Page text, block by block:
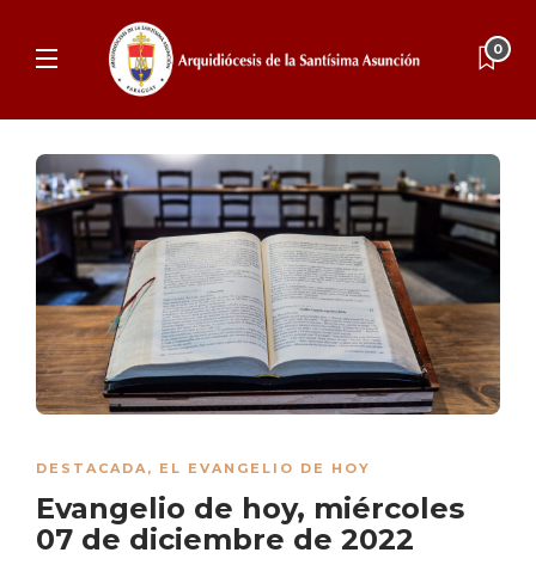
0
DESTACADA, EL EVANGELIO DE HOY
Evangelio de hoy, miércoles
07 de diciembre de 2022